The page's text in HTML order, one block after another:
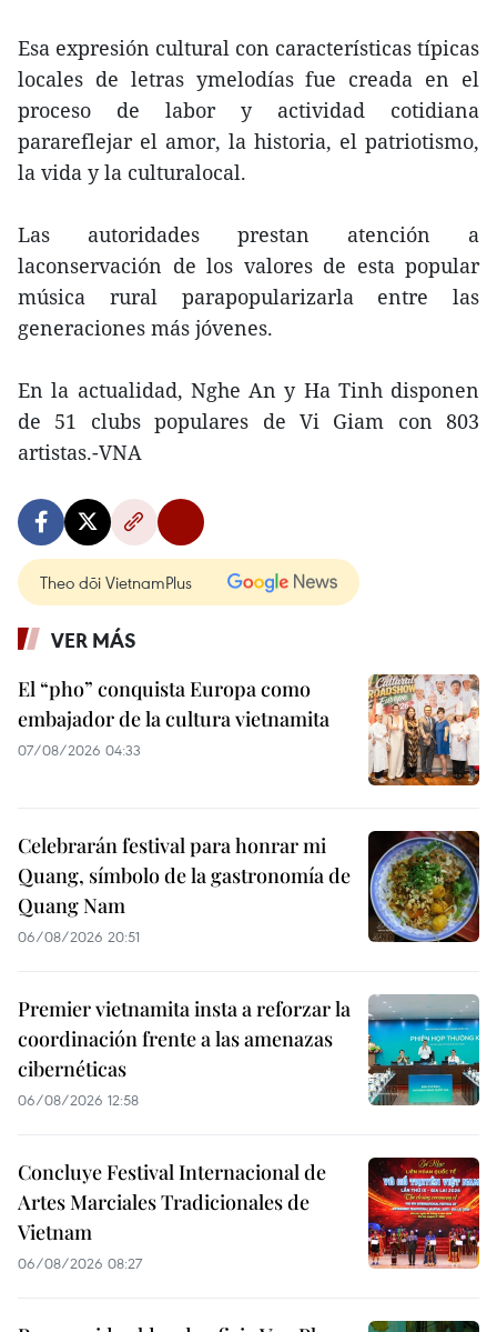
Esa expresión cultural con características típicas
locales de letras ymelodías fue creada en el
proceso de labor y actividad cotidiana
parareflejar el amor, la historia, el patriotismo,
la vida y la culturalocal.
Las autoridades prestan atención a
laconservación de los valores de esta popular
música rural parapopularizarla entre las
generaciones más jóvenes.
En la actualidad, Nghe An y Ha Tinh disponen
de 51 clubs populares de Vi Giam con 803
artistas.-VNA
Theo dõi VietnamPlus
VER MÁS
El “pho” conquista Europa como
embajador de la cultura vietnamita
07/08/2026 04:33
Celebrarán festival para honrar mi
Quang, símbolo de la gastronomía de
Quang Nam
06/08/2026 20:51
Premier vietnamita insta a reforzar la
coordinación frente a las amenazas
cibernéticas
06/08/2026 12:58
Concluye Festival Internacional de
Artes Marciales Tradicionales de
Vietnam
06/08/2026 08:27